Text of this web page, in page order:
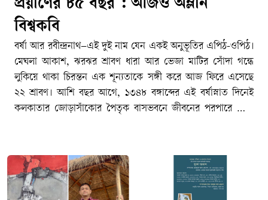
প্রয়াণের ৮৫ বছর : আজও অম্লান
বিশ্বকবি
বর্ষা আর রবীন্দ্রনাথ–এই দুই নাম যেন একই অনুভূতির এপিঠ-ওপিঠ।
মেঘলা আকাশ, ঝরঝর শ্রাবণ ধারা আর ভেজা মাটির সোঁদা গন্ধে
লুকিয়ে থাকা চিরন্তন এক শূন্যতাকে সঙ্গী করে আজ ফিরে এসেছে
২২ শ্রাবণ। আশি বছর আগে, ১৩৪৮ বঙ্গাব্দের এই বর্ষাস্নাত দিনেই
কলকাতার জোড়াসাঁকোর পৈতৃক বাসভবনে জীবনের পরপারে পাড়ি
গেলেও বাঙালির হৃদয়ে তিনি এতটুকু পুরোনো হননি। জীবনের
অনাবিল আনন্দ, গভীর বেদনা, বিরহ-মিলন কিংবা প্রার্থনা–মানুষের
মনস্তাত্ত্বিক প্রতিচ্ছবির প্রতিটি নিবিড় কোণে আজও তিনি একইভাবে